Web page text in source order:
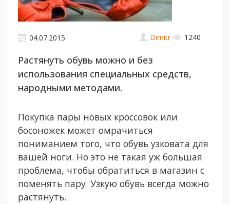
04.07.2015 1240
Dimitr
Растянуть обувь можно и без
использования специальных средств,
народными методами.
Покупка пары новых кроссовок или
босоножек может омрачиться
пониманием того, что обувь узковата для
вашей ноги. Но это не такая уж большая
проблема, чтобы обратиться в магазин с
поменять пару. Узкую обувь всегда можно
растянуть.